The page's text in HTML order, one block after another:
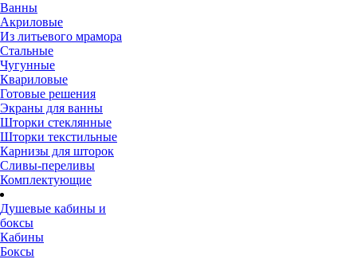
Ванны
Акриловые
Из литьевого мрамора
Стальные
Чугунные
Квариловые
Готовые решения
Экраны для ванны
Шторки стеклянные
Шторки текстильные
Карнизы для шторок
Сливы-переливы
Комплектующие
Душевые кабины и
боксы
Кабины
Боксы